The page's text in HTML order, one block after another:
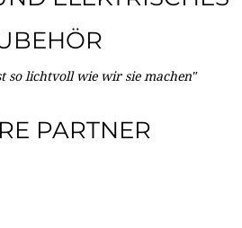
so lichtvoll wie wir sie machen"
PARTNER